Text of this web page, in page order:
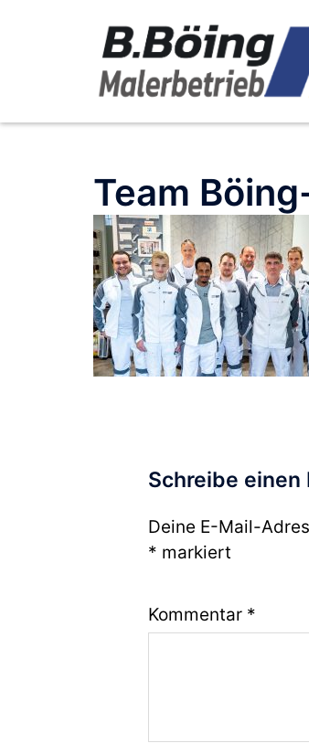
Team
Schreibe einen
Deine E-Mail-
* markiert
Kommentar *